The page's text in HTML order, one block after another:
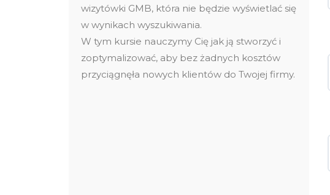
wizytówki GMB, która nie będzie wyświetlać się
w wynikach wyszukiwania.
W tym kursie nauczymy Cię jak ją stworzyć i
zoptymalizować, aby bez żadnych kosztów
przyciągnęła nowych klientów do Twojej firmy.